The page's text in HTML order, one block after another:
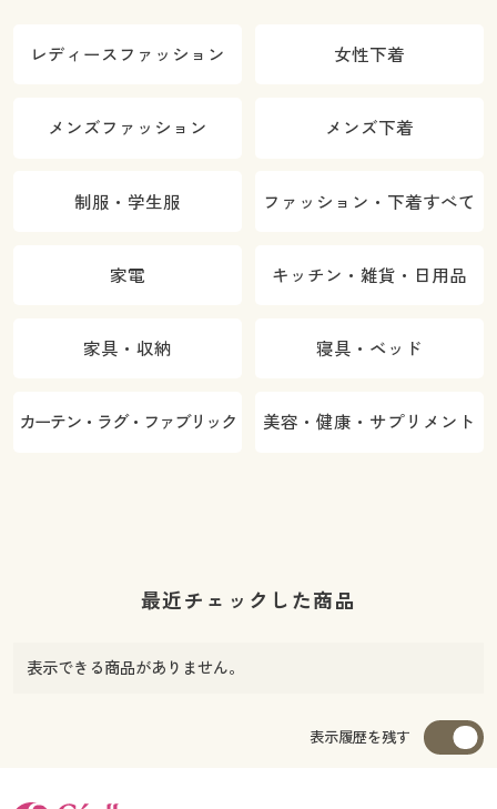
レディースファッション 女性下着
メンズファッション メンズ下着
制服・学生服 ファッション・下着すべて
家電 キッチン・雑貨・日用品
家具・収納 寝具・ベッド
カーテン・ラグ・ファブリック 美容・健康・サプリメント
最近チェックした商品
表示できる商品がありません。
表示履歴を残す